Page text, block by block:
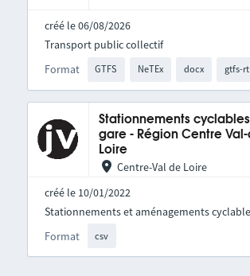
créé le 06/08/2026
Format GTFS NeTEx docx gtfs-rt
Transport public collectif
Stationnements
gare - Région Centre
Loire
Centre-Val de Loire
créé le 10/01/2022
Format csv
Stationnements et aménagements